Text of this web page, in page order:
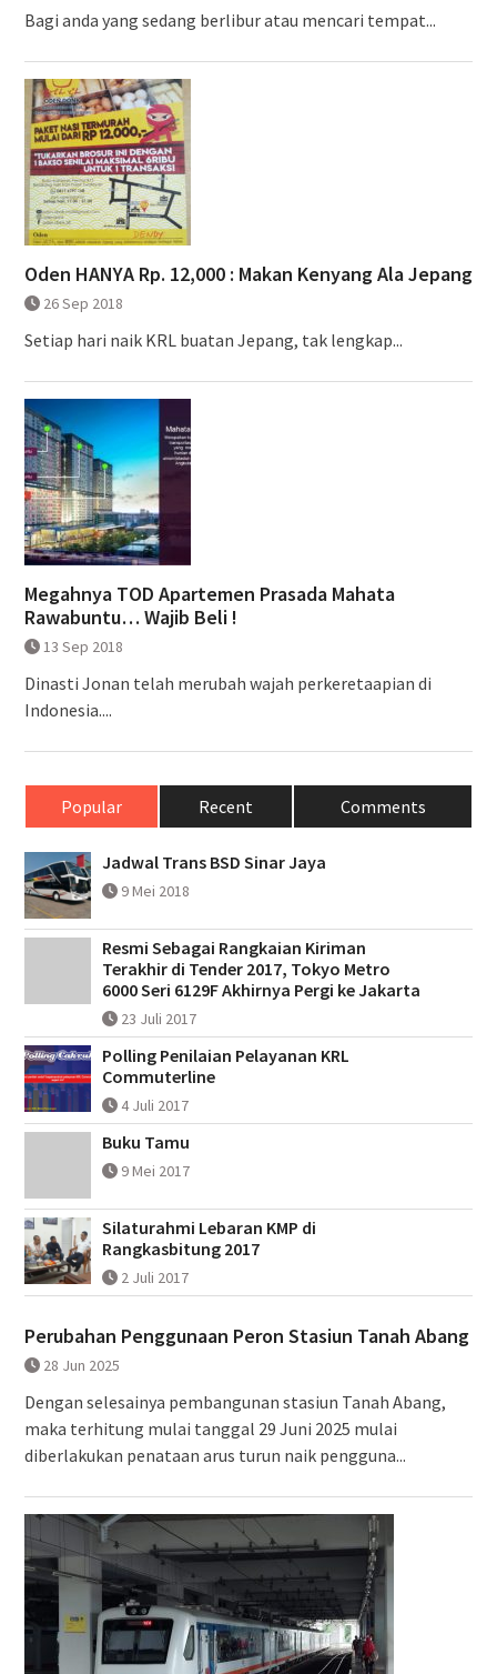
Bagi anda yang sedang berlibur atau mencari tempat...
Oden HANYA Rp. 12,000 : Makan Kenyang Ala Jepang
26 Sep 2018
Setiap hari naik KRL buatan Jepang, tak lengkap...
Megahnya TOD Apartemen Prasada Mahata
Rawabuntu… Wajib Beli !
13 Sep 2018
Dinasti Jonan telah merubah wajah perkeretaapian di
Indonesia....
Popular Recent Comments
Jadwal Trans BSD Sinar Jaya
9 Mei 2018
Resmi Sebagai Rangkaian Kiriman
Terakhir di Tender 2017, Tokyo Metro
6000 Seri 6129F Akhirnya Pergi ke Jakarta
23 Juli 2017
Polling Penilaian Pelayanan KRL
Commuterline
4 Juli 2017
Buku Tamu
9 Mei 2017
Silaturahmi Lebaran KMP di
Rangkasbitung 2017
2 Juli 2017
Perubahan Penggunaan Peron Stasiun Tanah Abang
28 Jun 2025
Dengan selesainya pembangunan stasiun Tanah Abang,
maka terhitung mulai tanggal 29 Juni 2025 mulai
diberlakukan penataan arus turun naik pengguna...